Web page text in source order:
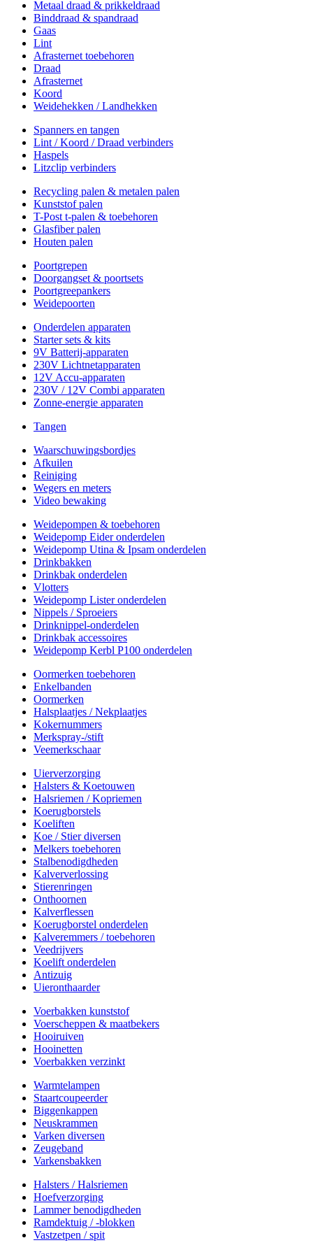
Metaal draad & prikkeldraad
Binddraad & spandraad
Gaas
Lint
Afrasternet toebehoren
Draad
Afrasternet
Koord
Weidehekken / Landhekken
Spanners en tangen
Lint / Koord / Draad verbinders
Haspels
Litzclip verbinders
Recycling palen & metalen palen
Kunststof palen
T-Post t-palen & toebehoren
Glasfiber palen
Houten palen
Poortgrepen
Doorgangset & poortsets
Poortgreepankers
Weidepoorten
Onderdelen apparaten
Starter sets & kits
9V Batterij-apparaten
230V Lichtnetapparaten
12V Accu-apparaten
230V / 12V Combi apparaten
Zonne-energie apparaten
Tangen
Waarschuwingsbordjes
Afkuilen
Reiniging
Wegers en meters
Video bewaking
Weidepompen & toebehoren
Weidepomp Eider onderdelen
Weidepomp Utina & Ipsam onderdelen
Drinkbakken
Drinkbak onderdelen
Vlotters
Weidepomp Lister onderdelen
Nippels / Sproeiers
Drinknippel-onderdelen
Drinkbak accessoires
Weidepomp Kerbl P100 onderdelen
Oormerken toebehoren
Enkelbanden
Oormerken
Halsplaatjes / Nekplaatjes
Kokernummers
Merkspray-/stift
Veemerkschaar
Uierverzorging
Halsters & Koetouwen
Halsriemen / Kopriemen
Koerugborstels
Koeliften
Koe / Stier diversen
Melkers toebehoren
Stalbenodigdheden
Kalververlossing
Stierenringen
Onthoornen
Kalverflessen
Koerugborstel onderdelen
Kalveremmers / toebehoren
Veedrijvers
Koelift onderdelen
Antizuig
Uieronthaarder
Voerbakken kunststof
Voerscheppen & maatbekers
Hooiruiven
Hooinetten
Voerbakken verzinkt
Warmtelampen
Staartcoupeerder
Biggenkappen
Neuskrammen
Varken diversen
Zeugeband
Varkensbakken
Halsters / Halsriemen
Hoefverzorging
Lammer benodigdheden
Ramdektuig / -blokken
Vastzetpen / spit